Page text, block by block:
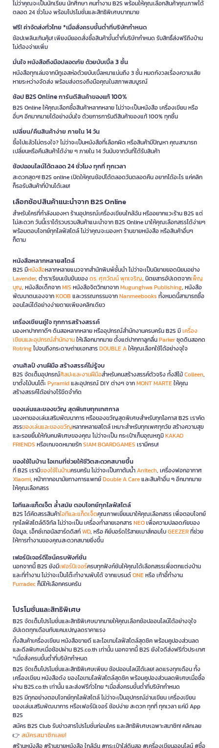
ไม่ว่าคุณจะเป็นนักเรียน นักศึกษา คนทำงาน B2S พร้อมให้คุณเลือกสินค้าคุณภาพได้
ตลอด 24 ชั่วโมง พร้อมโปรโมชั่นและสิทธิพิเศษมากมาย
ฟรี! ค่าจัดส่งทั่วไทย *เมื่อสั่งครบขั้นต่ำที่บริษัทกำหนด
ช้อปเพลินเกินคุ้ม! เพียงมียอดสั่งซื้อสินค้าขั้นต่ำที่บริษัทกำหนด รับสิทธิ์ส่งฟรีถึงบ้าน
ไม่ต้องจ่ายเพิ่ม
มั่นใจ หนังสือถึงมือปลอดภัย ด้วยบับเบิ้ล 3 ชั้น
หนังสือทุกเล่มจากบีทูเอสห่อด้วยบับเบิ้ลหนาแน่นถึง 3 ชั้น หมดกังวลเรื่องความเสีย
หายระหว่างจัดส่ง พร้อมส่งตรงถึงมือคุณในสภาพสมบูรณ์
ช้อป B2S Online การันตีสินค้าของแท้ 100%
B2S Online ให้คุณเลือกซื้อสินค้าหลากหลาย ไม่ว่าจะเป็นหนังสือ เครื่องเขียน หรือ
อื่นๆ อีกมากมายได้อย่างมั่นใจ ด้วยการการันตีสินค้าของแท้ 100% ทุกชิ้น
เปลี่ยน/คืนสินค้าง่าย ภายใน 14 วัน
ซื้อไปแล้วไม่ตรงใจ? ไม่ว่าจะเป็นหนังสือที่เลือกผิด หรือสินค้ามีปัญหา คุณสามารถ
เปลี่ยนหรือคืนสินค้าได้ง่าย ๆ ภายใน 14 วันนับจากวันที่ได้รับสินค้า
ช้อปออนไลน์ได้ตลอด 24 ชั่วโมง ทุกที่ ทุกเวลา
สะดวกสุดๆ! B2S online เปิดให้คุณช้อปได้ตลอดวันตลอดคืน อยากได้อะไร แค่คลิก
ก็รอรับสินค้าที่บ้านได้เลย!
เลือกช้อปสินค้าแนะนำจาก B2S Online
สำหรับใครที่กำลังมองหา ร้านอุปกรณ์เครื่องเขียนใกล้ฉัน หรืออยากแวะร้าน B2S แต่
ไม่สะดวก วันนี้เราได้รวบรวมสินค้าแนะนำจาก B2S Online มาให้คุณเลือกสรรได้ง่ายๆ
พร้อมตอบโจทย์ทุกไลฟ์สไตล์ ไม่ว่าคุณจะมองหา ร้านขายหนังสือ หรือสินค้าอื่นๆ
ก็ตาม
หนังสือหลากหลายสไตล์
B2S มีหนังสือหลากหลายแนวจากสำนักพิมพ์ชั้นนำ ไม่ว่าจะเป็นนิยายยอดนิยมอย่าง
Lavender, ตำราเรียนเข้มข้นของดร. ศุภวัฒน์ พุกเจริญ, นิตยสารอัปเดตจากเพ็ญ
บุญ, หนังสือเด็กจากMIS หนังสือจิตวิทยาจากMugunghwa Publishing, หนังสือ
พัฒนาตนเองจากKOOB และวรรณกรรมจากNanmeebooks ทั้งหมดนี้สามารถซื้อ
ออนไลน์ได้อย่างง่ายดายเพียงคลิกเดียว
เครื่องเขียนคู่ใจ ทุกการสร้างสรรค์
มองหาปากกาดีๆ ดินสอหลากหลาย หรืออุปกรณ์สำนักงานครบครัน B2S มีเครื่อง
เขียนและอุปกรณ์สำนักงานให้เลือกมากมาย ตั้งแต่ปากกาลูกลื่นParkerชุดดินสอกด
Rotringไปจนถึงกระดาษถ่ายเอกสารDOUBLE Aให้คุณเลือกใช้ได้อย่างจุใจ
งานศิลป์ งานฝีมือ สร้างสรรค์ไม่รู้จบ
B2S จัดเต็มอุปกรณ์ศิลปะและงานฝีมือสำหรับคนสร้างสรรค์ตัวจริง ทั้งสีไม้Colleen,
ขาตั้งไม้บนโต๊ะPyramidและอุปกรณ์ DIY ต่างๆ จากMONT MARTEให้คุณ
สร้างสรรค์ได้อย่างไร้ขีดจำกัด
ของเล่นและของขวัญ สุดพิเศษทุกเทศกาล
มองหาของเล่นเสริมพัฒนาการ หรือของขวัญสุดพิเศษสำหรับทุกโอกาส B2S เราคัด
สรรของเล่นและของขวัญหลากหลายสไตล์ เหมาะสำหรับทุกเพศทุกวัย สร้างความสุข
และรอยยิ้มให้กับคนพิเศษของคุณ ไม่ว่าจะเป็น กระเป๋าเก็บอุณหภูมิKAKAO
FRIENDS หรือเกมจดหมายรักSIAM BOARDGAMES เรามีครบ!
ของใช้ในบ้าน ไอเทมที่ช่วยให้ชีวิตสะดวกสบายขึ้น
ที่ B2S เรามีของใช้ในบ้านครบครัน ไม่ว่าจะเป็นกาต้มน้ำAnitech, เครื่องฟอกอากาศ
Xiaomi, หน้ากากอนามัยทางการแพทย์Double A Careและสินค้าอื่น ๆ อีกมากมาย
ให้คุณเลือกสรร
ไอทีและแก็ดเจ็ต ล้ำสมัย ตอบโจทย์ทุกไลฟ์สไตล์
B2S ได้คัดสรรสินค้าไอทีและแก็ดเจ็ตคุณภาพเยี่ยมมาให้คุณเลือกสรร เพื่อตอบโจทย์
ทุกไลฟ์สไตล์ดิจิทัล ไม่ว่าจะเป็น เครื่องทำลายเอกสารNEOเพื่อความปลอดภัยของ
ข้อมูล, เอ็กซ์เทอนัลฮาร์ดดิสก์WD, หรือ คีย์บอร์ดไร้สายเมาส์คอมโบGEEZERที่ช่วย
ให้การทำงานของคุณสะดวกสบายยิ่งขึ้น
เฟอร์นิเจอร์ดีไซน์ครบฟังก์ชั่น
นอกจากนี้ B2S ยังมีเฟอร์นิเจอร์ครบทุกฟังก์ชันให้คุณได้เลือกสรรเพื่อตกแต่งบ้าน
และที่ทำงาน ไม่ว่าจะเป็นโต๊ะทำงานพับได้ จากแบรนด์ONEหรือ เก้าอี้ทำงาน
Furradecก็มีให้เลือกครบครัน
โปรโมชั่นและสิทธิพิเศษ
B2S จัดเต็มโปรโมชั่นและสิทธิพิเศษมากมายให้คุณเลือกช้อปออนไลน์ได้อย่างจุใจ
อัปเดตทุกเดือนกับแคมเปญลดราคาแรง
ทั้งสินค้าเครื่องเขียน หนังสือขายดี และไอเทมไลฟ์สไตล์สุดชิค พร้อมคูปองส่วนลด
และดีลพิเศษเมื่อช้อปผ่าน B2S.co.th เท่านั้น นอกจากนี้ B2S ยังใจดีส่งฟรีทั่วประเทศ
*เมื่อสั่งครบขั้นต่ำที่บริษัทกำหนด
B2S จัดเต็มโปรโมชั่นและสิทธิพิเศษเพียบ ช้อปออนไลน์ได้เลย! ลดแรงทุกเดือน ทั้ง
เครื่องเขียน หนังสือดัง ของไอเทมไลฟ์สไตล์สุดชิค พร้อมคูปองส่วนลดพิเศษเมื่อซื้อ
ผ่าน B2S.co.th เท่านั้น และส่งฟรีทั่วไทย *เมื่อสั่งครบขั้นต่ำที่บริษัทกำหนด
B2S มีทุกอย่างตอบโจทย์ทุกไลฟ์สไตล์ ไม่ว่าจะเป็นอุปกรณ์อ่านเขียน เครื่องเขียน
ของเล่นเสริมพัฒนาการ หรือเฟอร์นิเจอร์ ช้อปง่าย สะดวก ทุกที่ ทุกเวลา แค่มี App
B2S
สมัคร B2S Club รับข่าวสารโปรโมชั่นก่อนใคร และสิทธิพิเศษเฉพาะสมาชิก! คลิกเลย
👉 สมัครสมาชิกเลย!
#ร้านหนังสือ #ร้านขายหนังสือ ใกล้ฉัน #กระเป๋าใส่ดินสอ #เครื่องเขียนออนไลน์ #ซื้อ